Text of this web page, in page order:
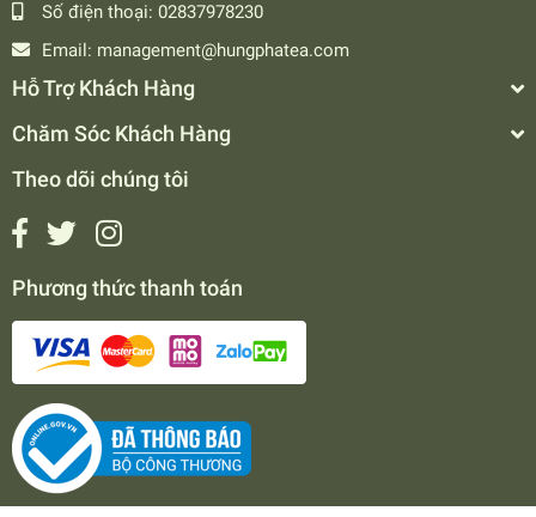
Số điện thoại: 02837978230
Email: management@hungphatea.com
Hỗ Trợ Khách Hàng
Chăm Sóc Khách Hàng
Theo dõi chúng tôi
Phương thức thanh toán